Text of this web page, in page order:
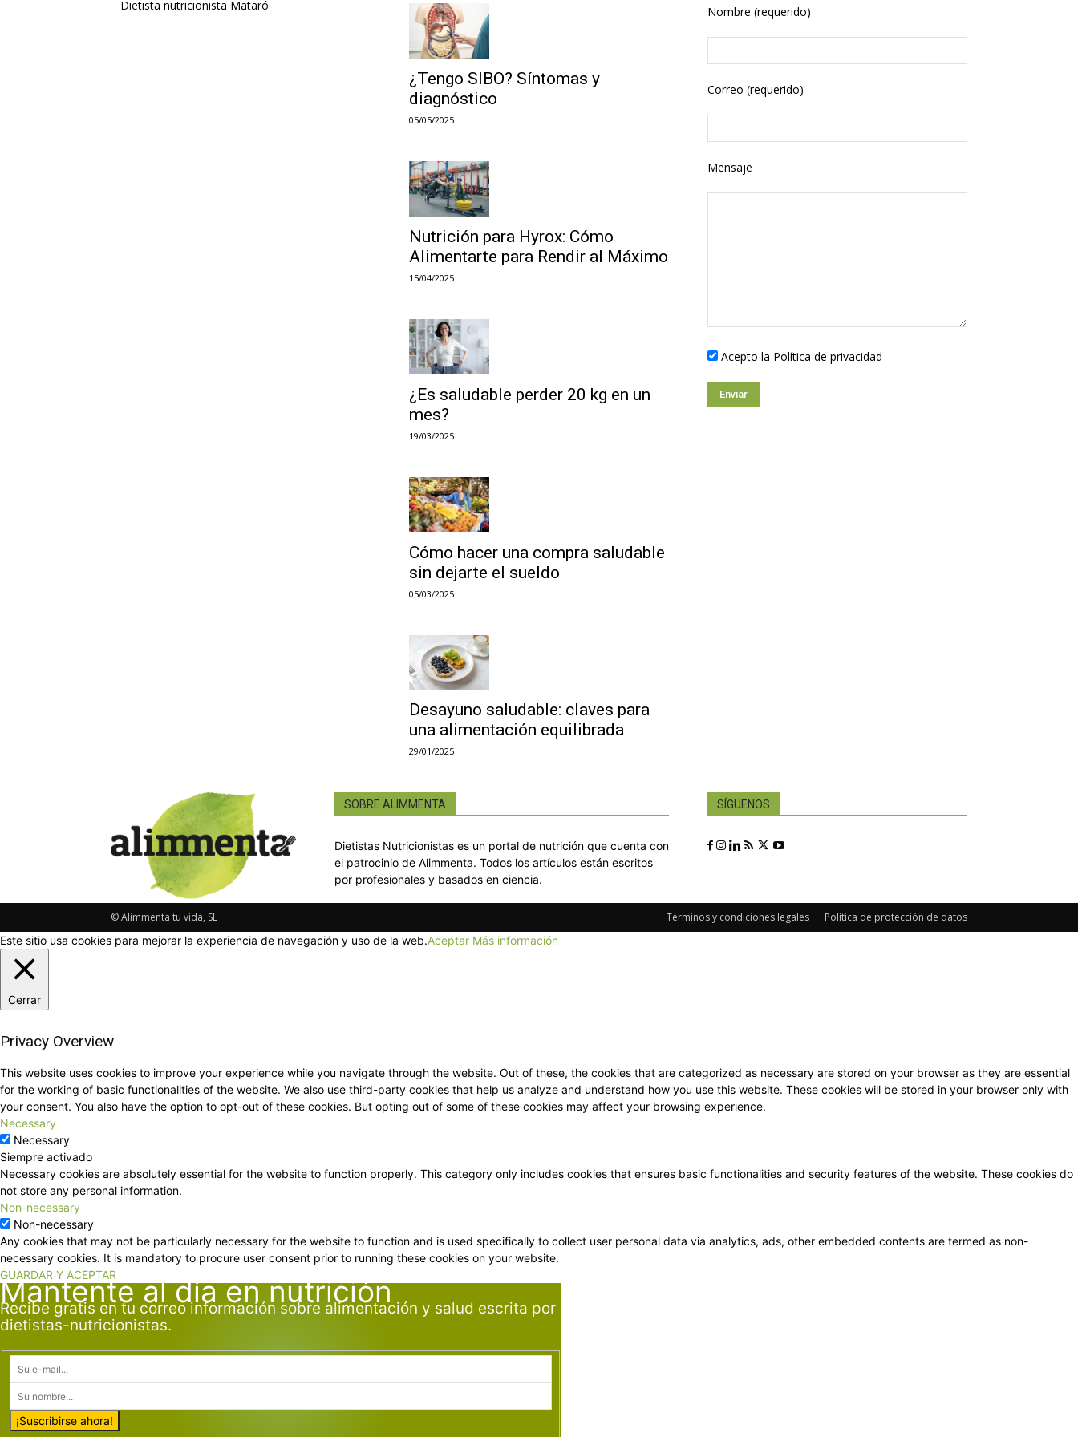
Dietista nutricionista Mataró
¿Tengo SIBO? Síntomas y
diagnóstico
05/05/2025
Nutrición para Hyrox: Cómo
Alimentarte para Rendir al Máximo
15/04/2025
¿Es saludable perder 20 kg en un
mes?
19/03/2025
Cómo hacer una compra saludable
sin dejarte el sueldo
05/03/2025
Desayuno saludable: claves para
una alimentación equilibrada
29/01/2025
Nombre (requerido)
Correo (requerido)
Mensaje
Acepto la Política de privacidad
SOBRE ALIMMENTA
Dietistas Nutricionistas es un portal de nutrición que cuenta con
el patrocinio de Alimmenta. Todos los artículos están escritos
por profesionales y basados en ciencia.
SÍGUENOS
Términos y condiciones legales Política de protección de datos
© Alimmenta tu vida, SL
Este sitio usa cookies para mejorar la experiencia de navegación y uso de la web.Aceptar Más información
Cerrar
Privacy Overview
This website uses cookies to improve your experience while you navigate through the website. Out of these, the cookies that are categorized as necessary are stored on your browser as they are essential
for the working of basic functionalities of the website. We also use third-party cookies that help us analyze and understand how you use this website. These cookies will be stored in your browser only with
your consent. You also have the option to opt-out of these cookies. But opting out of some of these cookies may affect your browsing experience.
Necessary
Necessary
Siempre activado
Necessary cookies are absolutely essential for the website to function properly. This category only includes cookies that ensures basic functionalities and security features of the website. These cookies do
not store any personal information.
Non-necessary
Non-necessary
Any cookies that may not be particularly necessary for the website to function and is used specifically to collect user personal data via analytics, ads, other embedded contents are termed as non-
necessary cookies. It is mandatory to procure user consent prior to running these cookies on your website.
GUARDAR Y ACEPTAR
Mantente al día en nutrición
Recibe gratis en tu correo información sobre alimentación y salud escrita por
dietistas-nutricionistas.
¡Suscribirse ahora!